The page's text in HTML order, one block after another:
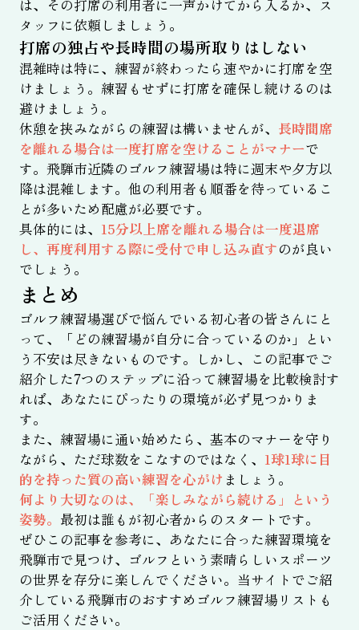
は、その打席の利用者に一声かけてから入るか、ス
タッフに依頼しましょう。
打席の独占や長時間の場所取りはしない
混雑時は特に、練習が終わったら速やかに打席を空
けましょう。練習もせずに打席を確保し続けるのは
避けましょう。
休憩を挟みながらの練習は構いませんが、 長時間席
を離れる場合は一度打席を空けることがマナーで
す。飛騨市近隣のゴルフ練習場は特に週末や夕方以
降は混雑します。他の利用者も順番を待っているこ
とが多いため配慮が必要です。
具体的には、 15分以上席を離れる場合は一度退席
し、再度利用する際に受付で申し込み直すのが良い
でしょう。
まとめ
ゴルフ練習場選びで悩んでいる初心者の皆さんにと
って、「どの練習場が自分に合っているのか」とい
う不安は尽きないものです。しかし、この記事でご
紹介した7つのステップに沿って練習場を比較検討す
れば、あなたにぴったりの環境が必ず見つかりま
す。
また、練習場に通い始めたら、基本のマナーを守り
ながら、ただ球数をこなすのではなく、 1球1球に目
的を持った質の高い練習を心がけ ましょう。
何より大切なのは、「楽しみながら続ける」という
姿勢。 最初は誰もが初心者からのスタートです。
ぜひこの記事を参考に、あなたに合った練習環境を
飛騨市で見つけ、ゴルフという素晴らしいスポーツ
の世界を存分に楽しんでください。当サイトでご紹
介している飛騨市のおすすめゴルフ練習場リストも
ご活用ください。